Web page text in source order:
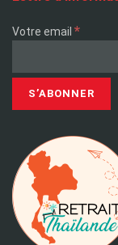
Votre email *